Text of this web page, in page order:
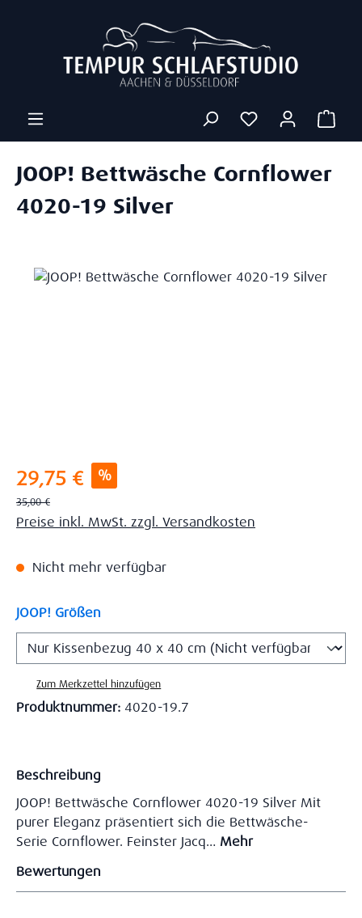
JOOP! Bettwäsche Cornflower
4020-19 Silver
Bildergalerie überspringen
Verkaufspreis:
29,75 € %
Regulärer Preis:
35,00 €
Preise inkl. MwSt. zzgl. Versandkosten
Nicht mehr verfügbar
JOOP! Größen
Zum Merkzettel hinzufügen
Produktnummer: 4020-19.7
Beschreibung
JOOP! Bettwäsche Cornflower 4020-19 Silver Mit
purer Eleganz präsentiert sich die Bettwäsche-
Serie Cornflower. Feinster Jacq… Mehr
Bewertungen